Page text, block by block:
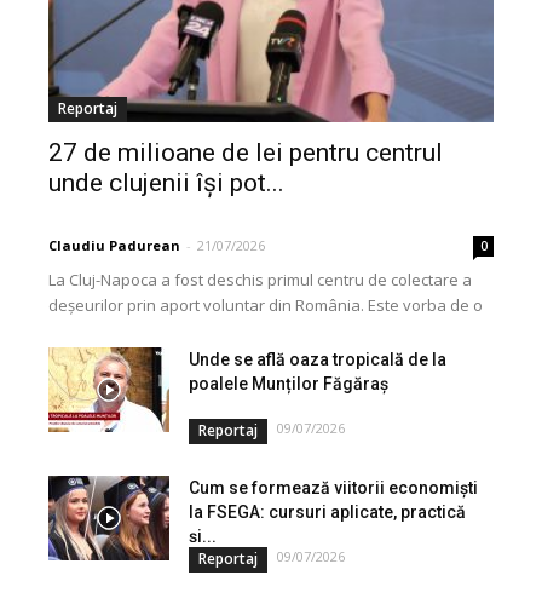
Reportaj
27 de milioane de lei pentru centrul
unde clujenii își pot...
Claudiu Padurean - 21/07/2026 0
La Cluj-Napoca a fost deschis primul centru de colectare a
deșeurilor prin aport voluntar din România. Este vorba de o
Unde se află oaza tropicală de la
poalele Munților Făgăraș
Reportaj 09/07/2026
Cum se formează viitorii economiști
la FSEGA: cursuri aplicate, practică
și...
Reportaj 09/07/2026